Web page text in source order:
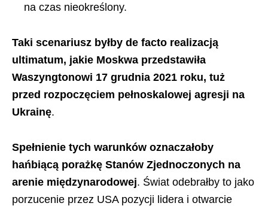
na czas nieokreślony.
Taki scenariusz byłby de facto realizacją
ultimatum, jakie Moskwa przedstawiła
Waszyngtonowi 17 grudnia 2021 roku, tuż
przed rozpoczęciem pełnoskalowej agresji na
Ukrainę.
Spełnienie tych warunków oznaczałoby
hańbiącą porażkę Stanów Zjednoczonych na
arenie międzynarodowej. Świat odebrałby to jako
porzucenie przez USA pozycji lidera i otwarcie